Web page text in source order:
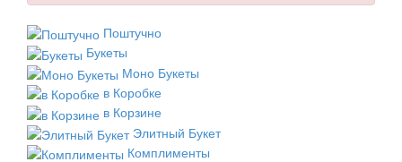
Поштучно
Букеты
Моно Букеты
в Коробке
в Корзине
Элитный Букет
Комплименты